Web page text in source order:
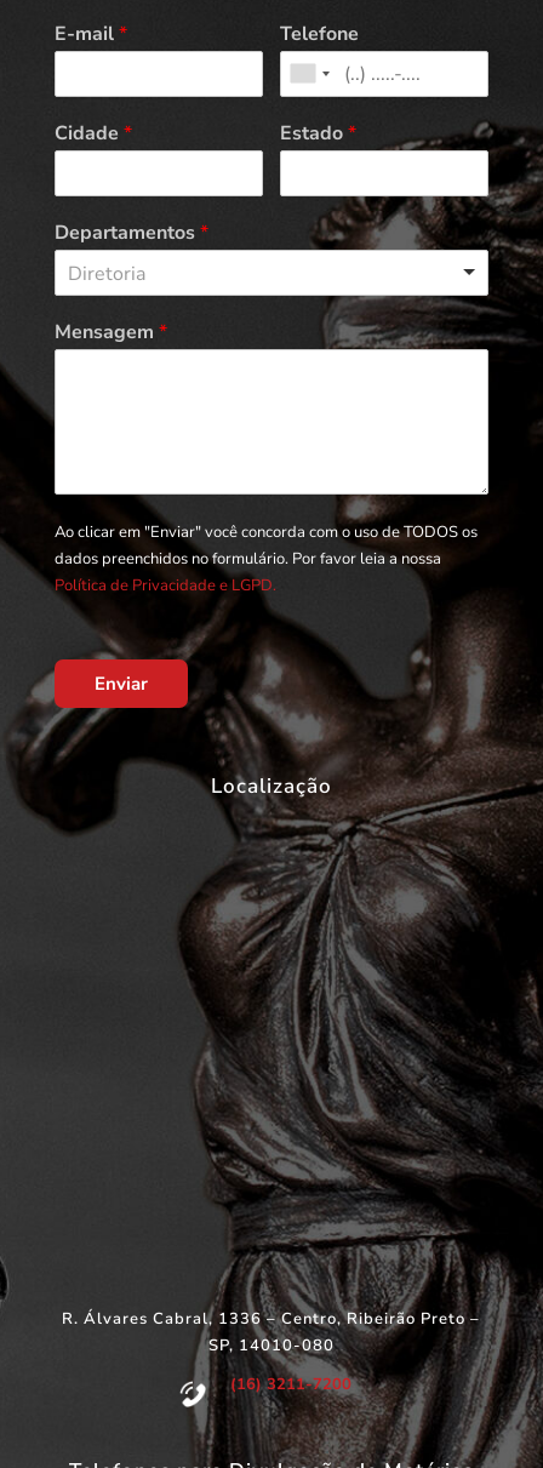
E-mail* Telefone
Cidade * Estado*
Departamentos*
Diretoria
Mensagem *
Ao clicar em "Enviar" você concorda com o uso de TODOS os
dados preenchidos no formulário. Por favor leia a nossa
Política de Privacidade e LGPD.
Enviar
Localização
R. Álvares Cabral, 1336 – Centro, Ribeirão Preto –
SP, 14010-080
(16) 3211-7200